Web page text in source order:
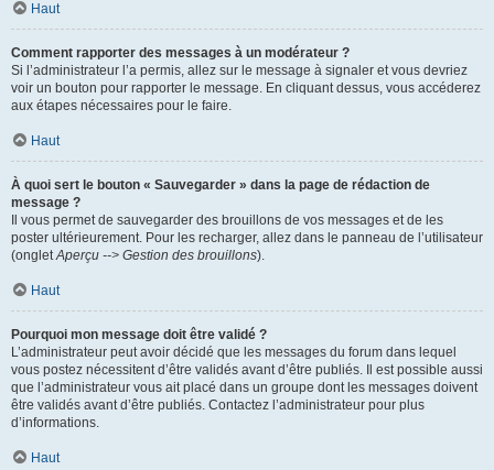
Haut
Comment rapporter des messages à un modérateur ?
Si l’administrateur l’a permis, allez sur le message à signaler et vous devriez
voir un bouton pour rapporter le message. En cliquant dessus, vous accéderez
aux étapes nécessaires pour le faire.
Haut
À quoi sert le bouton « Sauvegarder » dans la page de rédaction de
message ?
Il vous permet de sauvegarder des brouillons de vos messages et de les
poster ultérieurement. Pour les recharger, allez dans le panneau de l’utilisateur
(ongletAperçu --> Gestion des brouillons).
Haut
Pourquoi mon message doit être validé ?
L’administrateur peut avoir décidé que les messages du forum dans lequel
vous postez nécessitent d’être validés avant d’être publiés. Il est possible aussi
que l’administrateur vous ait placé dans un groupe dont les messages doivent
être validés avant d’être publiés. Contactez l’administrateur pour plus
d’informations.
Haut